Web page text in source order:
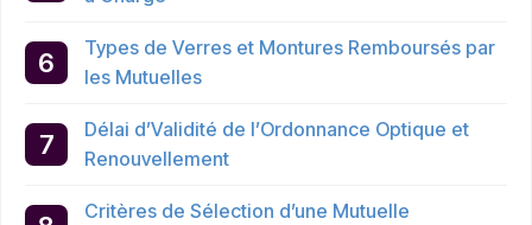
Types de Verres et Montures Remboursés par
les Mutuelles
Délai d’Validité de l’Ordonnance Optique et
Renouvellement
Critères de Sélection d’une Mutuelle